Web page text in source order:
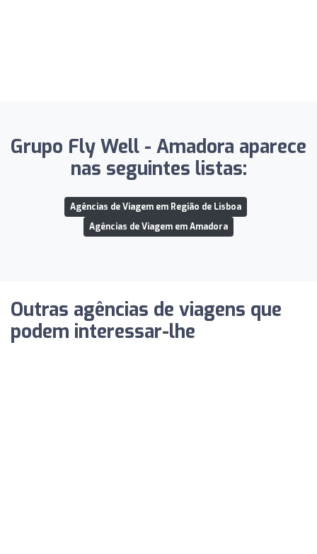
Grupo Fly Well - Amadora aparece
nas seguintes listas:
Agências de Viagem em Região de Lisboa
Agências de Viagem em Amadora
Outras agências de viagens que
podem interessar-lhe